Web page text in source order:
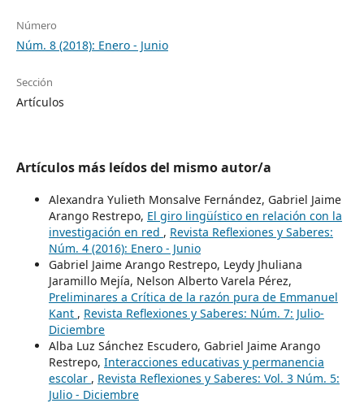
Número
Núm. 8 (2018): Enero - Junio
Sección
Artículos
Artículos más leídos del mismo autor/a
Alexandra Yulieth Monsalve Fernández, Gabriel Jaime
Arango Restrepo, El giro lingüístico en relación con la
investigación en red , Revista Reflexiones y Saberes:
Núm. 4 (2016): Enero - Junio
Gabriel Jaime Arango Restrepo, Leydy Jhuliana
Jaramillo Mejía, Nelson Alberto Varela Pérez,
Preliminares a Crítica de la razón pura de Emmanuel
Kant , Revista Reflexiones y Saberes: Núm. 7: Julio-
Diciembre
Alba Luz Sánchez Escudero, Gabriel Jaime Arango
Restrepo, Interacciones educativas y permanencia
escolar , Revista Reflexiones y Saberes: Vol. 3 Núm. 5:
Julio - Diciembre